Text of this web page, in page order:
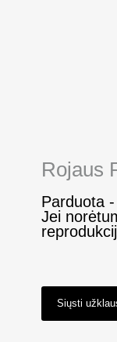
Rojaus
Parduota
Jei
Siųsti